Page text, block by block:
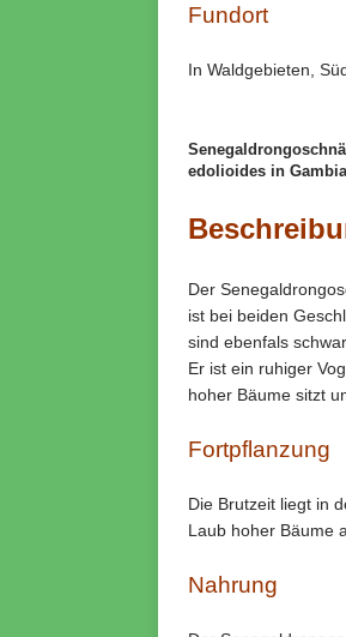
Fundort
In Waldgebieten,
edolioides in Gambia
Der
ist bei beiden
sind ebenfals
Er ist ein ruhiger
hoher Bäume sitzt
Fortpflanzung
Die Brutzeit liegt in
Laub hoher Bäume
Nahrung